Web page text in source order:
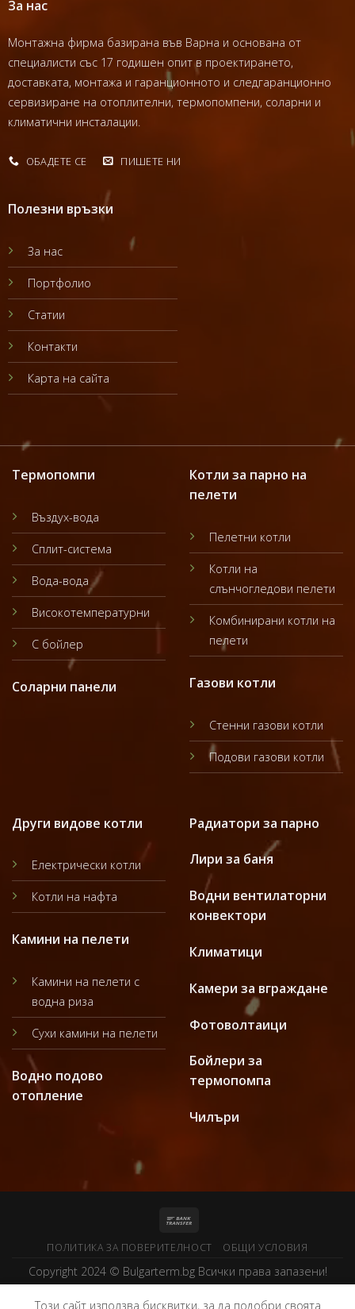
За нас
Монтажна фирма базирана във Варна и основана от
специалисти със 17 годишен опит в проектирането,
доставката, монтажа и гаранционното и следгаранционно
сервизиране на отоплителни, термопомпени, соларни и
климатични инсталации.
ОБАДЕТЕ СЕ ПИШЕТЕ НИ
Полезни връзки
За нас
Портфолио
Статии
Контакти
Карта на сайта
Термопомпи
Въздух-вода
Сплит-система
Вода-вода
Високотемпературни
С бойлер
Соларни панели
Котли за парно на
пелети
Пелетни котли
Котли на
слънчогледови пелети
Комбинирани котли на
пелети
Газови котли
Стенни газови котли
Подови газови котли
Други видове котли
Електрически котли
Котли на нафта
Камини на пелети
Камини на пелети с
водна риза
Сухи камини на пелети
Водно подово
отопление
Радиатори за парно
Лири за баня
Водни вентилаторни
конвектори
Климатици
Камери за вграждане
Фотоволтаици
Бойлери за
термопомпа
Чилъри
ПОЛИТИКА ЗА ПОВЕРИТЕЛНОСТ ОБЩИ УСЛОВИЯ
Copyright 2024 © Bulgarterm.bgВсички права запазени!
Този сайт използва бисквитки, за да подобри своята